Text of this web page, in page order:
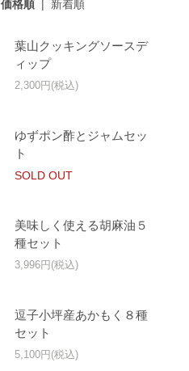
価格順| 新着順
葉山クッキングソースデ
ィップ
2,300円(税込)
ゆずポン酢とジャムセッ
ト
SOLD OUT
美味しく使える胡麻油５
種セット
3,996円(税込)
逗子小坪産あかもく８種
セット
5,100円(税込)